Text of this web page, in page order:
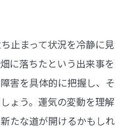
止まって状況を冷静に見
に落ちたという出来事を
害を具体的に把握し、そ
ょう。運気の変動を理解
たな道が開けるかもしれ